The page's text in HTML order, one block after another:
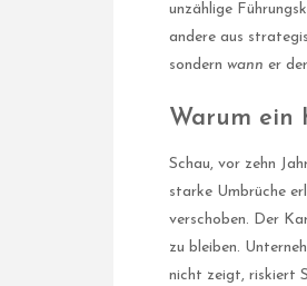
unzählige
andere aus
sondern wann er
Warum ein
Schau, vor zehn
starke Umbrüche
verschoben. Der
zu bleiben.
nicht zeigt, riskiert